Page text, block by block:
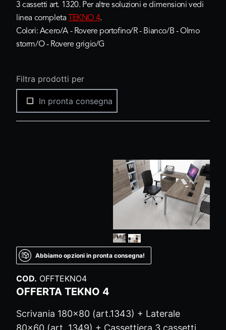
3 cassetti art. 1320. Per altre soluzioni e dimensioni vedi
linea completa TEKNO 4.
Colori: Acero/A - Rovere portofino/R - Bianco/B - Olmo
storm/O - Rovere grigio/G
Filtra prodotti per
In pronta consegna
Abbiamo opzioni in pronta consegna!
COD. OFFTEKNO4
OFFERTA TEKNO 4
Scrivania 180x80 (art.1343) + Laterale
80x60 (art. 1349) + Cassettiera 3 cassetti